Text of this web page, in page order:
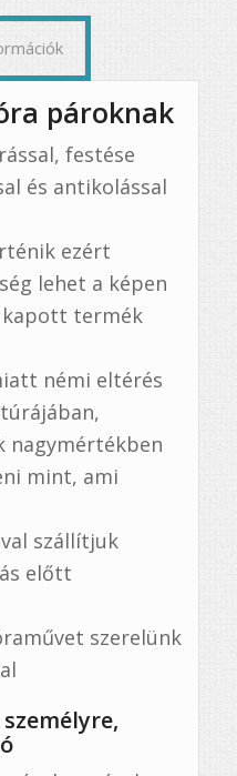
pároknak
festése
és antikolással
ezért
lehet a képen
kapott termék
némi eltérés
nagymértékben
mint, ami
szállítjuk
előtt
szerelünk